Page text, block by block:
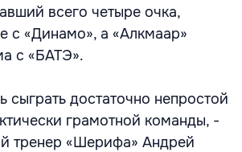
всего четыре очка,
с «Динамо», а «Алкмаар»
с «БАТЭ».
достаточно непростой
грамотной команды, -
тренер «Шерифа» Андрей